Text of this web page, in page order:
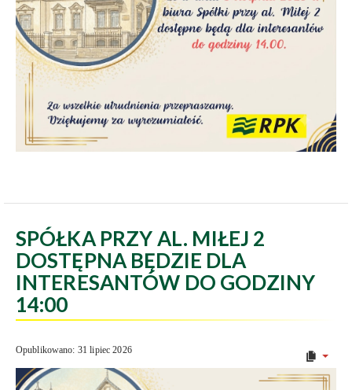
SPÓŁKA PRZY AL. MIŁEJ 2
DOSTĘPNA BĘDZIE DLA
INTERESANTÓW DO GODZINY
14:00
Opublikowano: 31 lipiec 2026